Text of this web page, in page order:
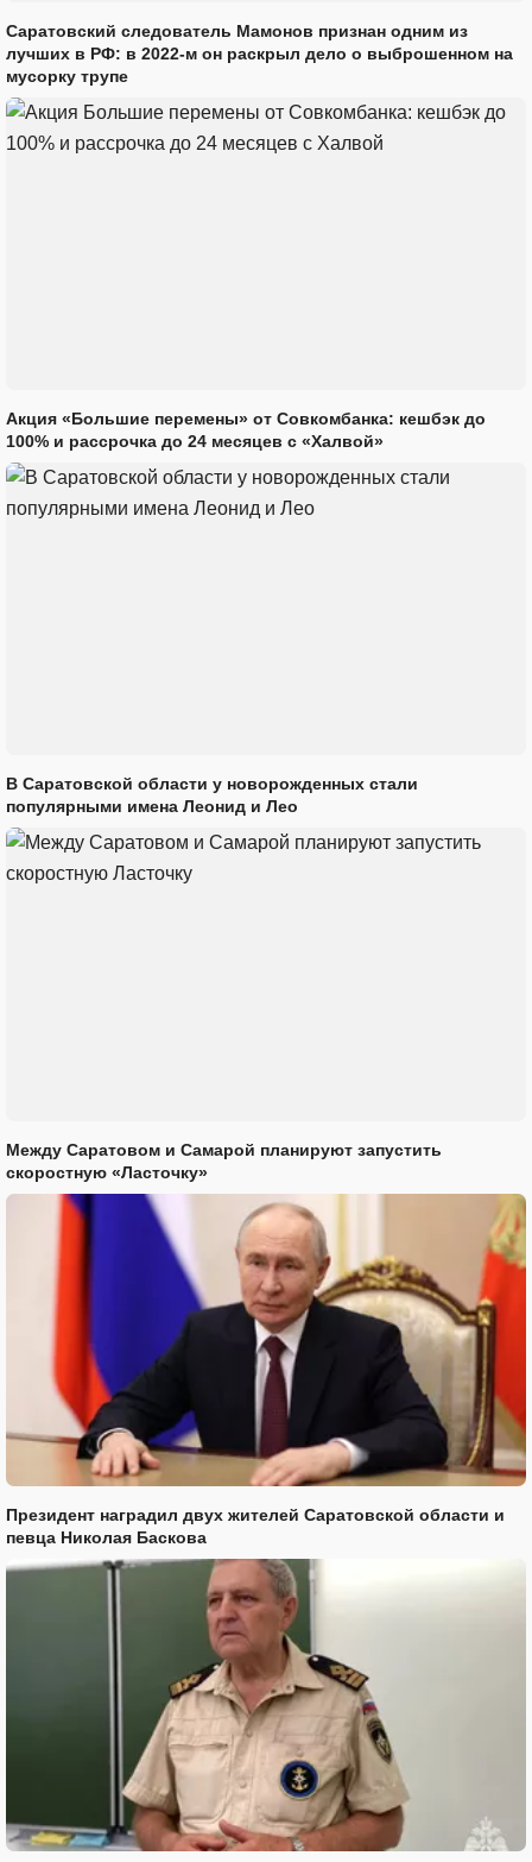
Саратовский следователь Мамонов признан одним из
лучших в РФ: в 2022-м он раскрыл дело о выброшенном на
мусорку трупе
Акция «Большие перемены» от Совкомбанка: кешбэк до
100% и рассрочка до 24 месяцев с «Халвой»
В Саратовской области у новорожденных стали
популярными имена Леонид и Лео
Между Саратовом и Самарой планируют запустить
скоростную «Ласточку»
Президент наградил двух жителей Саратовской области и
певца Николая Баскова